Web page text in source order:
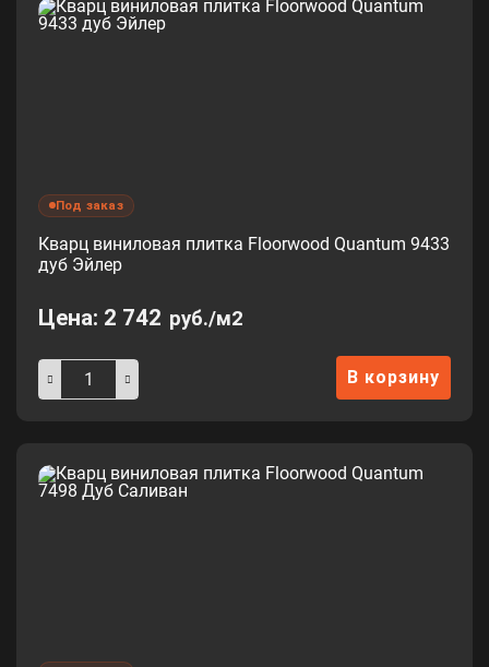
Под заказ
Кварц виниловая плитка Floorwood Quantum 9433
дуб Эйлер
Цена: 2 742 руб./м2
В корзину